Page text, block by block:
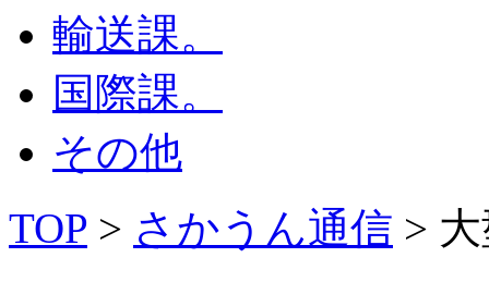
輸送課。
国際課。
その他
TOP > さかうん通信 >